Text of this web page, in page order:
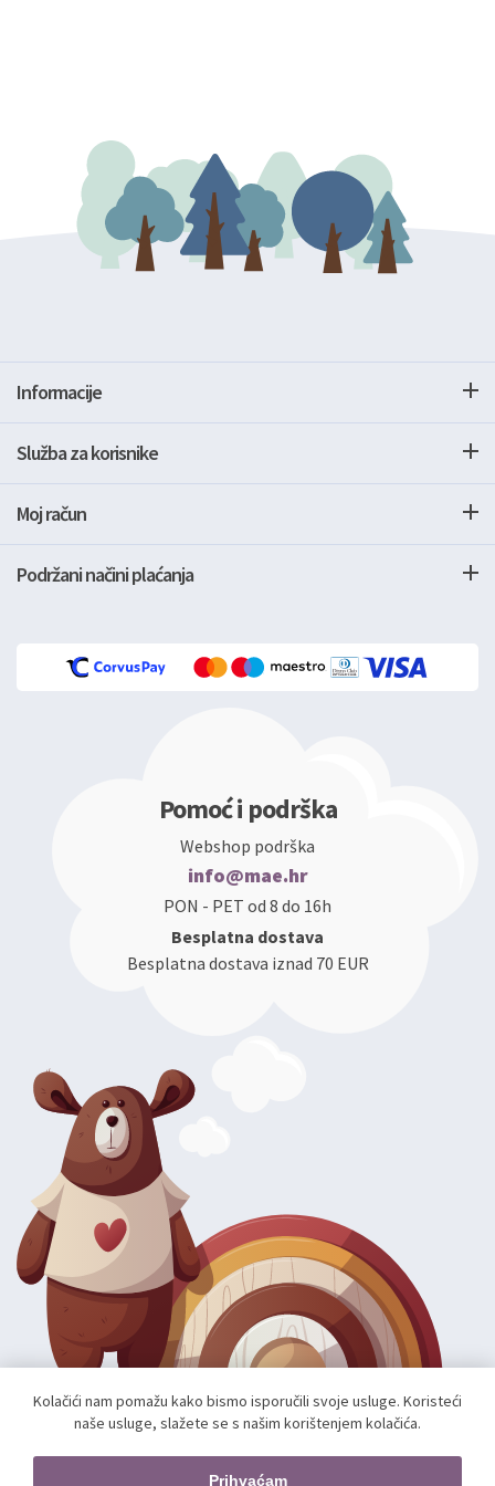
Informacije
Služba za korisnike
Moj račun
Podržani načini plaćanja
Pomoć i podrška
Webshop podrška
info@mae.hr
PON - PET od 8 do 16h
Besplatna dostava
Besplatna dostava iznad 70 EUR
Kolačići nam pomažu kako bismo isporučili svoje usluge. Koristeći
naše usluge, slažete se s našim korištenjem kolačića.
Prihvaćam